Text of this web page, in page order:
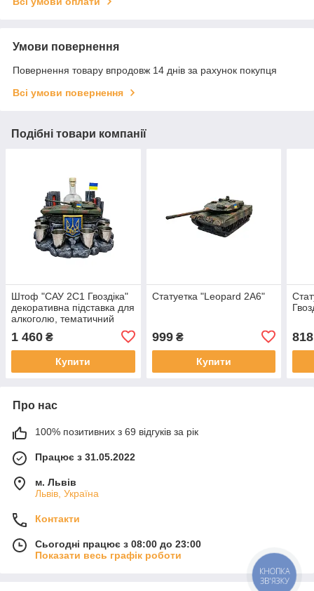
Умови повернення
Повернення товару впродовж 14 днів за рахунок покупця
Всі умови повернення
Подібні товари компанії
Штоф "САУ 2С1 Гвоздіка"
декоративна підставка для
алкоголю, тематичний
1 460 ₴
Купити
Статуетка "Leopard 2A6"
999₴
Купити
818
Про нас
100% позитивних з 69 відгуків за рік
Працює з 31.05.2022
м. Львів
Львів, Україна
Контакти
Сьогодні працює з 08:00 до 23:00
Показати весь графік роботи
КНОПКА
ЗВ'ЯЗКУ